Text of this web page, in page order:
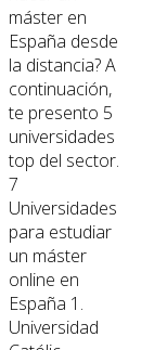
máster en
España desde
la distancia? A
continuación,
te presento 5
universidades
top del sector.
7
Universidades
para estudiar
un máster
online en
España 1.
Universidad